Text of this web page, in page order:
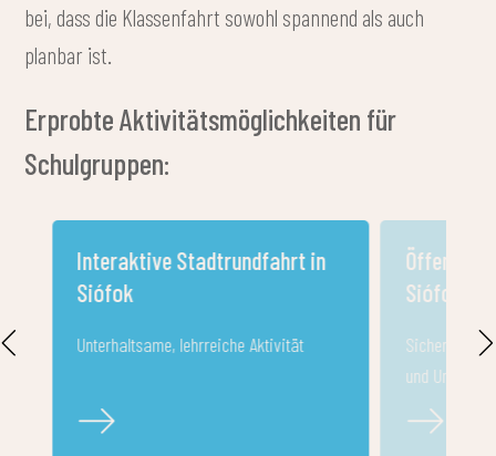
bei, dass die Klassenfahrt sowohl spannend als auch
planbar ist.
Erprobte Aktivitätsmöglichkeiten für
Schulgruppen:
Siófok
Sicherer
und
Interaktive Stadtrundfahrt in
Siófok
Unterhaltsame, lehrreiche Aktivität